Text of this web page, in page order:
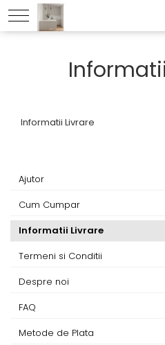
Informatii Livrare
Ajutor
Cum Cumpar
Informatii Livrare
Termeni si Conditii
Despre noi
FAQ
Metode de Plata